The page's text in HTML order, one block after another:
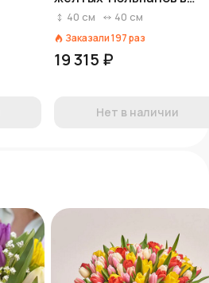
пленке
40 см 40 см
Заказали197раз
19 315 ₽
Нет в наличии